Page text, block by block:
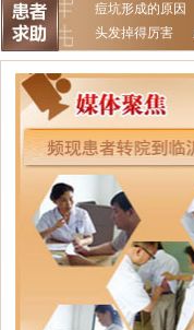
痘坑形成的原因
头发掉得厉害